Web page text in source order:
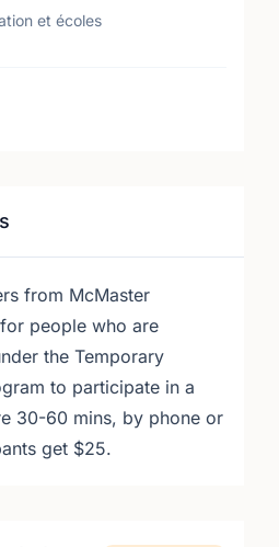
et écoles
from McMaster
people who are
the Temporary
to participate in a
30-60 mins, by phone or
get $25.